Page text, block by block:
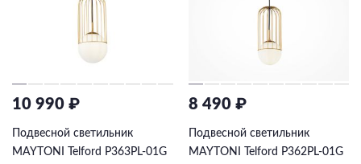
10 990 ₽
Подвесной светильник
MAYTONI Telford P363PL-01G
8 490 ₽
Подвесной светильник
MAYTONI Telford P362PL-01G